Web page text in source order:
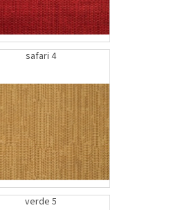
safari 4
verde 5